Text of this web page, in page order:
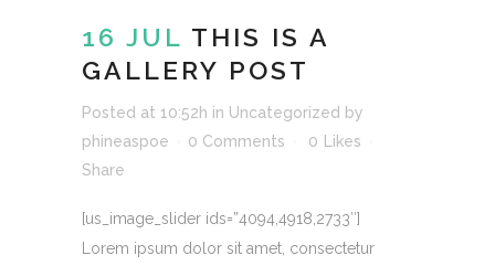
16 JUL THIS IS A
GALLERY POST
Posted at 10:52h in Uncategorized by
phineaspoe
0 Comments 0
Likes
Share
[us_image_slider ids=”4094,4918,2733″]
Lorem ipsum dolor sit amet, consectetur